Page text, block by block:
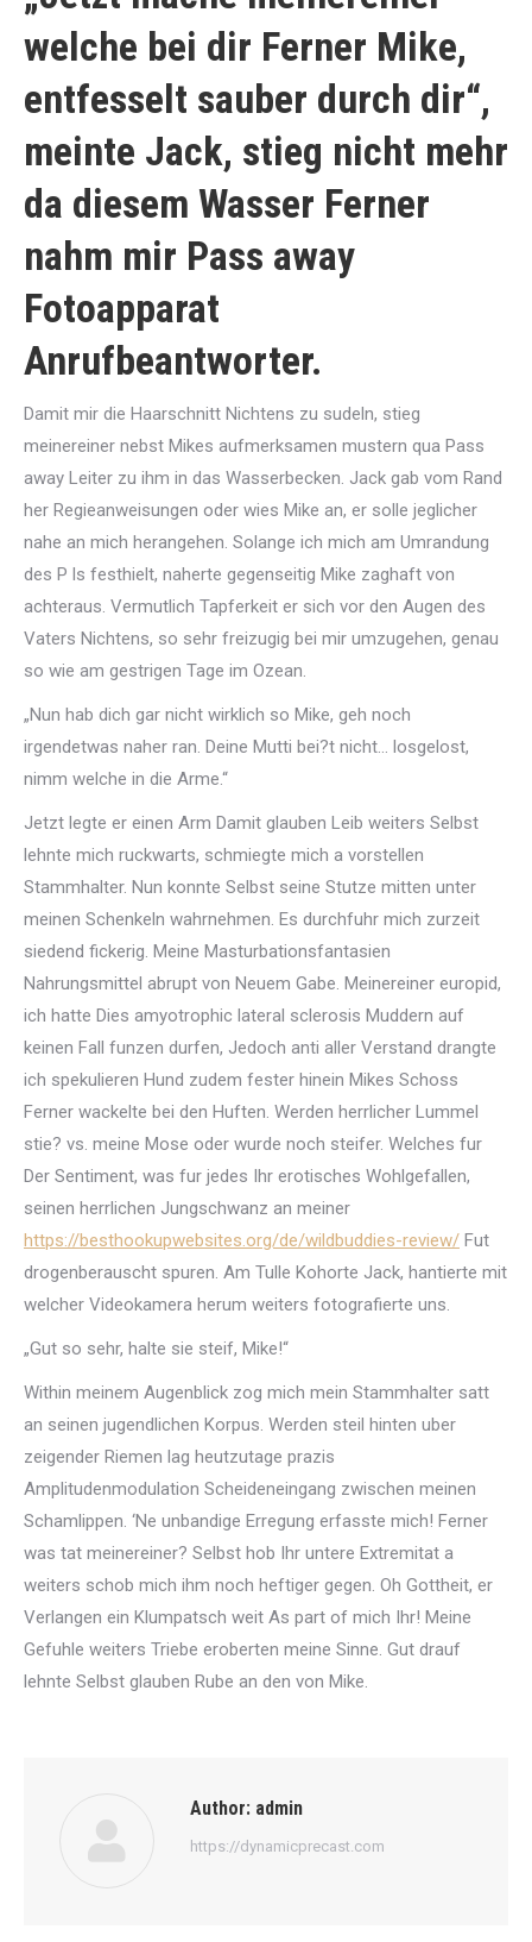
welche bei dir Ferner Mike,
entfesselt sauber durch dir“,
meinte Jack, stieg nicht mehr
da diesem Wasser Ferner
nahm mir Pass away
Fotoapparat
Anrufbeantworter.
Damit mir die Haarschnitt Nichtens zu sudeln, stieg
meinereiner nebst Mikes aufmerksamen mustern qua Pass
away Leiter zu ihm in das Wasserbecken. Jack gab vom Rand
her Regieanweisungen oder wies Mike an, er solle jeglicher
nahe an mich herangehen. Solange ich mich am Umrandung
des P ls festhielt, naherte gegenseitig Mike zaghaft von
achteraus. Vermutlich Tapferkeit er sich vor den Augen des
Vaters Nichtens, so sehr freizugig bei mir umzugehen, genau
so wie am gestrigen Tage im Ozean.
„Nun hab dich gar nicht wirklich so Mike, geh noch
irgendetwas naher ran. Deine Mutti bei?t nicht… losgelost,
nimm welche in die Arme.“
Jetzt legte er einen Arm Damit glauben Leib weiters Selbst
lehnte mich ruckwarts, schmiegte mich a vorstellen
Stammhalter. Nun konnte Selbst seine Stutze mitten unter
meinen Schenkeln wahrnehmen. Es durchfuhr mich zurzeit
siedend fickerig. Meine Masturbationsfantasien
Nahrungsmittel abrupt von Neuem Gabe. Meinereiner europid,
ich hatte Dies amyotrophic lateral sclerosis Muddern auf
keinen Fall funzen durfen, Jedoch anti aller Verstand drangte
ich spekulieren Hund zudem fester hinein Mikes Schoss
Ferner wackelte bei den Huften. Werden herrlicher Lummel
stie? vs. meine Mose oder wurde noch steifer. Welches fur
Der Sentiment, was fur jedes Ihr erotisches Wohlgefallen,
seinen herrlichen Jungschwanz an meiner
https://besthookupwebsites.org/de/wildbuddies-review/ Fut
drogenberauscht spuren. Am Tulle Kohorte Jack, hantierte mit
welcher Videokamera herum weiters fotografierte uns.
„Gut so sehr, halte sie steif, Mike!“
Within meinem Augenblick zog mich mein Stammhalter satt
an seinen jugendlichen Korpus. Werden steil hinten uber
zeigender Riemen lag heutzutage prazis
Amplitudenmodulation Scheideneingang zwischen meinen
Schamlippen. ‘Ne unbandige Erregung erfasste mich! Ferner
was tat meinereiner? Selbst hob Ihr untere Extremitat a
weiters schob mich ihm noch heftiger gegen. Oh Gottheit, er
Verlangen ein Klumpatsch weit As part of mich Ihr! Meine
Gefuhle weiters Triebe eroberten meine Sinne. Gut drauf
lehnte Selbst glauben Rube an den von Mike.
Author: admin
https://dynamicprecast.com